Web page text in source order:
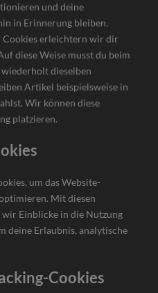
und deine
in Erinnerung bleiben.
Cookies erleichtern wir dir
diese Weise musst du beim
dieselben
Artikel beispielsweise in
Wir können diese
platzieren.
um das Website-
Mit diesen
Einblicke in die Nutzung
deine Erlaubnis, analytische
Cookies